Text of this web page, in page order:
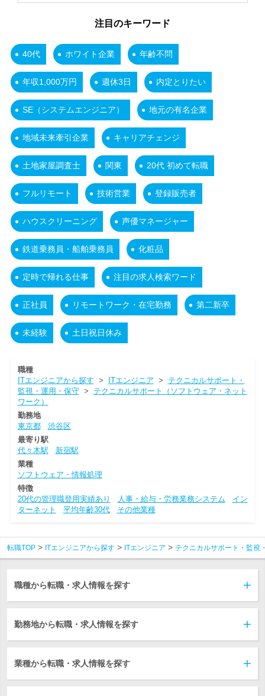
注目のキーワード
40代 ホワイト企業 年齢不問
年収1,000万円 週休3日 内定とりたい
SE（システムエンジニア） 地元の有名企業
地域未来牽引企業 キャリアチェンジ
土地家屋調査士 関東 20代 初めて転職
フルリモート 技術営業 登録販売者
ハウスクリーニング 声優マネージャー
鉄道乗務員・船舶乗務員 化粧品
定時で帰れる仕事 注目の求人検索ワード
正社員 リモートワーク・在宅勤務 第二新卒
未経験 土日祝日休み
職種
ITエンジニアから探す > ITエンジニア > テクニカルサポート・
監視・運用・保守> テクニカルサポート（ソフトウェア・ネット
ワーク）
勤務地
東京都
渋谷区
最寄り駅
代々木駅
新宿駅
業種
ソフトウェア・情報処理
特徴
20代の管理職登用実績あり
人事・給与・労務業務システム
イン
ターネット
平均年齢30代 その他業種
転職TOP ITエンジニアから探す ITエンジニア テクニカルサポート・監視
職種から転職・求人情報を探す
勤務地から転職・求人情報を探す
業種から転職・求人情報を探す